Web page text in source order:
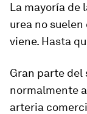
La mayoría de
urea no
viene. Hasta
Gran parte
normalmente
arteria